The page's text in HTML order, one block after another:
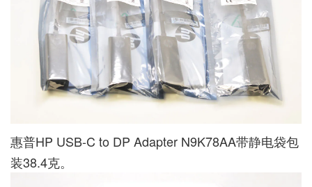
惠普HP USB-C to DP Adapter N9K78AA带静电袋包
装38.4克。